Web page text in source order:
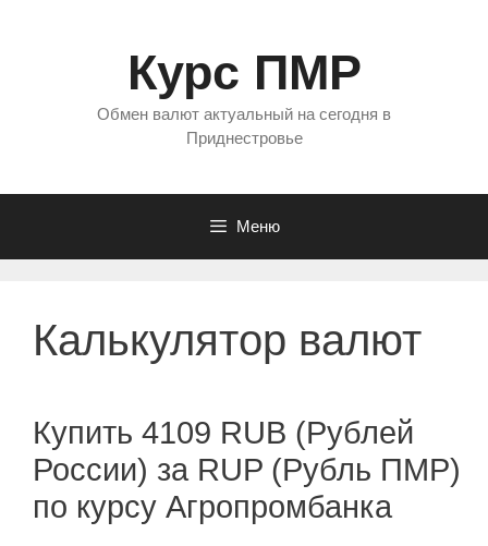
Курс ПМР
Обмен валют актуальный на сегодня в
Приднестровье
Меню
Калькулятор валют
Купить 4109 RUB (Рублей
России) за RUP (Рубль ПМР)
по курсу Агропромбанка